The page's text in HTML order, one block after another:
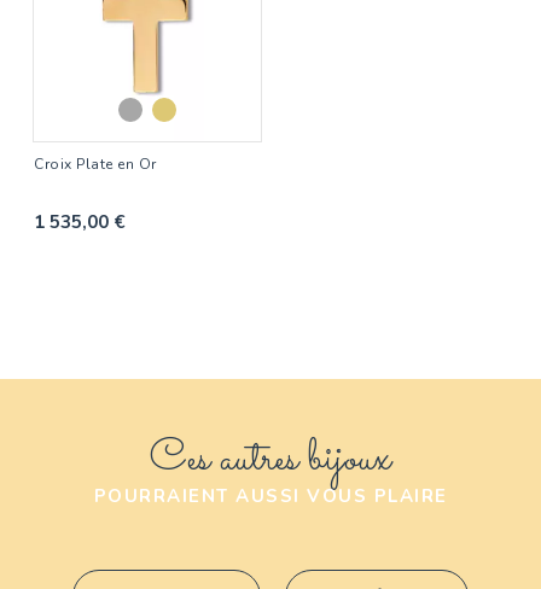
Croix Plate en Or
1 535,00 €
Ces autres bijoux
POURRAIENT AUSSI VOUS PLAIRE